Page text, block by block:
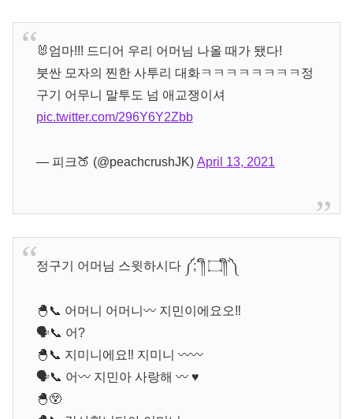
🐰엄마!!! 드디어 우리 어머님 나올 때가 됐다!
붓싼 모자의 찐한 사투리 대화ㅋㅋㅋㅋㅋㅋㅋㅋ정
구기 어무니 말투도 넘 애교쟁이셔
pic.twitter.com/296Y6Y2Zbb
— 피크🍑 (@peachcrushJK) April 13, 2021
정구기 어머님 스윗하시다 ༼;´༎ຶ ۝༎ຶ`༽
🐣📞 어머니 어머니〰️ 지민이에요오‼️
🗣📞 어?
🐣📞 지미니에요‼️ 지미니 〰️〰️
🗣📞 어〰️ 지민아 사랑해 〰️ ♥
🐣😲